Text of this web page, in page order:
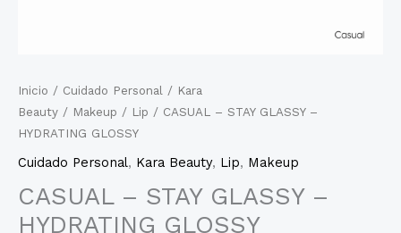
Inicio / Cuidado Personal / Kara
Beauty / Makeup / Lip / CASUAL – STAY GLASSY –
HYDRATING GLOSSY
Cuidado Personal, Kara Beauty, Lip, Makeup
CASUAL – STAY GLASSY –
HYDRATING GLOSSY